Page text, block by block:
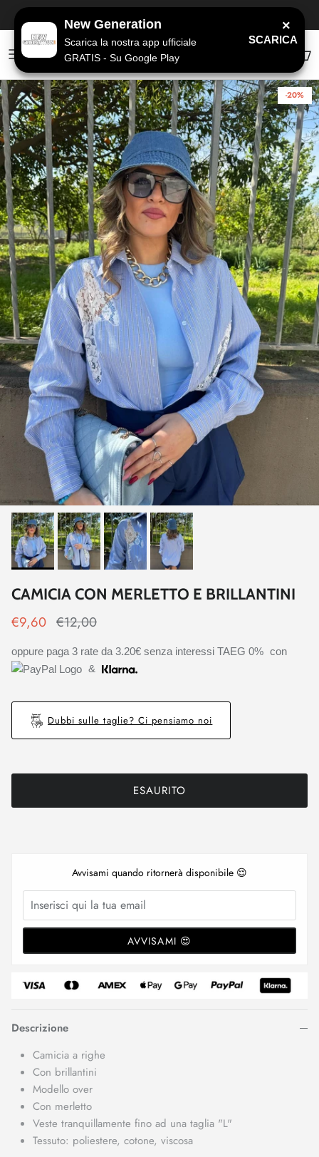
×
New Generation
Scarica la nostra app ufficiale
GRATIS - Su Google Play
SCARICA
Passa ai contenuti
Account
-20%
CAMICIA CON MERLETTO E BRILLANTINI
€9,60 €12,00
oppure paga 3 rate da 3.20€ senza interessi TAEG 0% con
&
Dubbi sulle taglie? Ci pensiamo noi
ESAURITO
Avvisami quando ritornerà disponibile 😌
AVVISAMI 😍
Descrizione
Camicia a righe
Con brillantini
Modello over
Con merletto
Veste tranquillamente fino ad una taglia "L"
Tessuto: poliestere, cotone, viscosa